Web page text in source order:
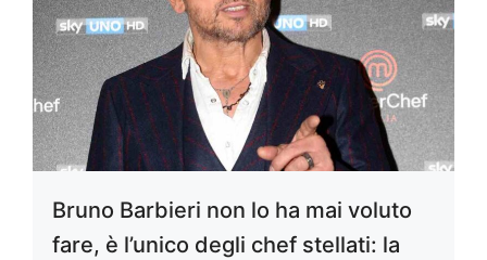
Bruno Barbieri non lo ha mai voluto
fare, è l’unico degli chef stellati: la